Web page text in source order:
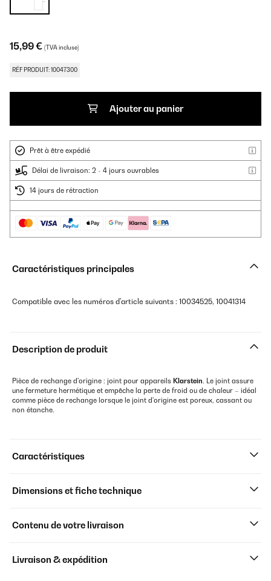
15,99 € (TVA incluse)
RÉF PRODUIT: 10047300
Ajouter au panier
Prêt à être expédié
Délai de livraison: 2 - 4 jours ouvrables
14 jours de rétraction
Caractéristiques principales
Compatible avec les numéros d'article suivants : 10034525, 10041314
Description de produit
Pièce de rechange d'origine : joint pour appareils Klarstein. Le joint assure
une fermeture hermétique et empêche la perte de froid ou de chaleur – idéal
comme pièce de rechange lorsque le joint d'origine est poreux, cassant ou
non étanche.
Caractéristiques
Dimensions et fiche technique
Contenu de votre livraison
Livraison & expédition